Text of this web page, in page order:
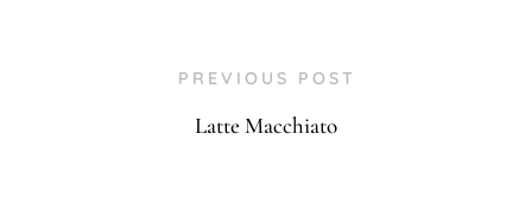
PREVIOUS POST
Latte Macchiato